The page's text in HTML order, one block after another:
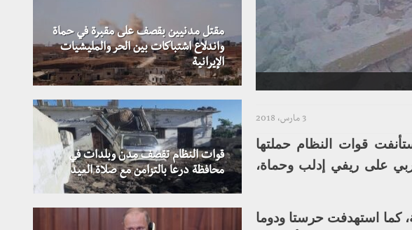
3 مارس، 2018
لمطالبات المجتمع الدولي وقرار مجلس الأمن رقم 2401؛ استأنفت قوات النظام حملتها
على ريفي إدلب وحماة،
كما استهدفت حرستا ودوما
مقتل مدنيين بقصف على مقبرة في حماة
واندلاع اشتباكات بين الحر والمليشيات
الإيرانية
قوات النظام تقصف مدن وبلدات في
محافظة درعا بالتزامن مع صلاة العيد